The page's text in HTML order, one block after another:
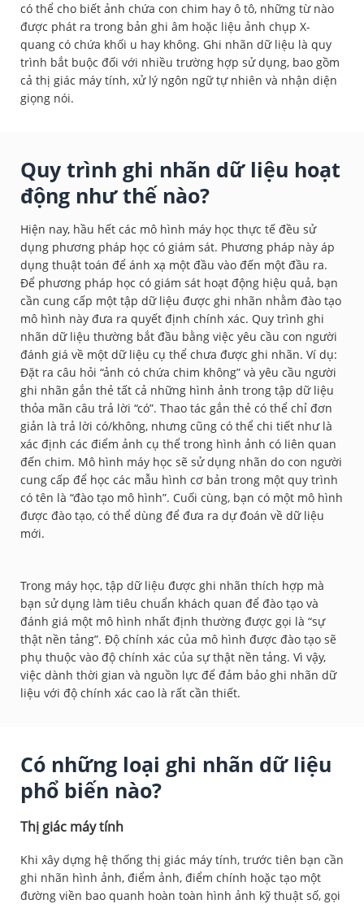
có thể cho biết ảnh chứa con chim hay ô tô, những từ nào
được phát ra trong bản ghi âm hoặc liệu ảnh chụp X-
quang có chứa khối u hay không. Ghi nhãn dữ liệu là quy
trình bắt buộc đối với nhiều trường hợp sử dụng, bao gồm
cả thị giác máy tính, xử lý ngôn ngữ tự nhiên và nhận diện
giọng nói.
Quy trình ghi nhãn dữ liệu hoạt
động như thế nào?
Hiện nay, hầu hết các mô hình máy học thực tế đều sử
dụng phương pháp học có giám sát. Phương pháp này áp
dụng thuật toán để ánh xạ một đầu vào đến một đầu ra.
Để phương pháp học có giám sát hoạt động hiệu quả, bạn
cần cung cấp một tập dữ liệu được ghi nhãn nhằm đào tạo
mô hình này đưa ra quyết định chính xác. Quy trình ghi
nhãn dữ liệu thường bắt đầu bằng việc yêu cầu con người
đánh giá về một dữ liệu cụ thể chưa được ghi nhãn. Ví dụ:
Đặt ra câu hỏi “ảnh có chứa chim không” và yêu cầu người
ghi nhãn gắn thẻ tất cả những hình ảnh trong tập dữ liệu
thỏa mãn câu trả lời “có”. Thao tác gắn thẻ có thể chỉ đơn
giản là trả lời có/không, nhưng cũng có thể chi tiết như là
xác định các điểm ảnh cụ thể trong hình ảnh có liên quan
đến chim. Mô hình máy học sẽ sử dụng nhãn do con người
cung cấp để học các mẫu hình cơ bản trong một quy trình
có tên là “đào tạo mô hình”. Cuối cùng, bạn có một mô hình
được đào tạo, có thể dùng để đưa ra dự đoán về dữ liệu
mới.
Trong máy học, tập dữ liệu được ghi nhãn thích hợp mà
bạn sử dụng làm tiêu chuẩn khách quan để đào tạo và
đánh giá một mô hình nhất định thường được gọi là “sự
thật nền tảng”. Độ chính xác của mô hình được đào tạo sẽ
phụ thuộc vào độ chính xác của sự thật nền tảng. Vì vậy,
việc dành thời gian và nguồn lực để đảm bảo ghi nhãn dữ
liệu với độ chính xác cao là rất cần thiết.
Có những loại ghi nhãn dữ liệu
phổ biến nào?
Thị giác máy tính
Khi xây dựng hệ thống thị giác máy tính, trước tiên bạn cần
ghi nhãn hình ảnh, điểm ảnh, điểm chính hoặc tạo một
đường viền bao quanh hoàn toàn hình ảnh kỹ thuật số, gọi